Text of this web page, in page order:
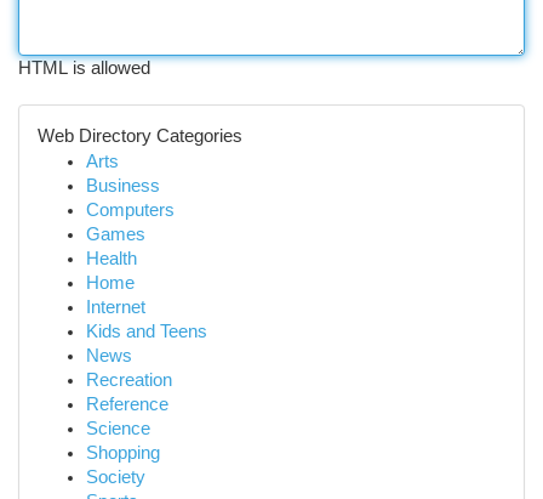
HTML is allowed
Web Directory Categories
Arts
Business
Computers
Games
Health
Home
Internet
Kids and Teens
News
Recreation
Reference
Science
Shopping
Society